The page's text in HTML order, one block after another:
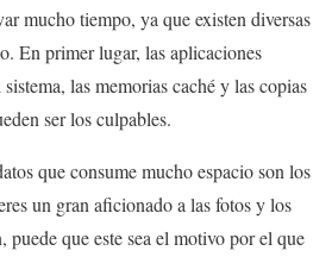
mucho tiempo, ya que existen diversas
En primer lugar, las aplicaciones
las memorias caché y las copias
ser los culpables.
que consume mucho espacio son los
un gran aficionado a las fotos y los
puede que este sea el motivo por el que